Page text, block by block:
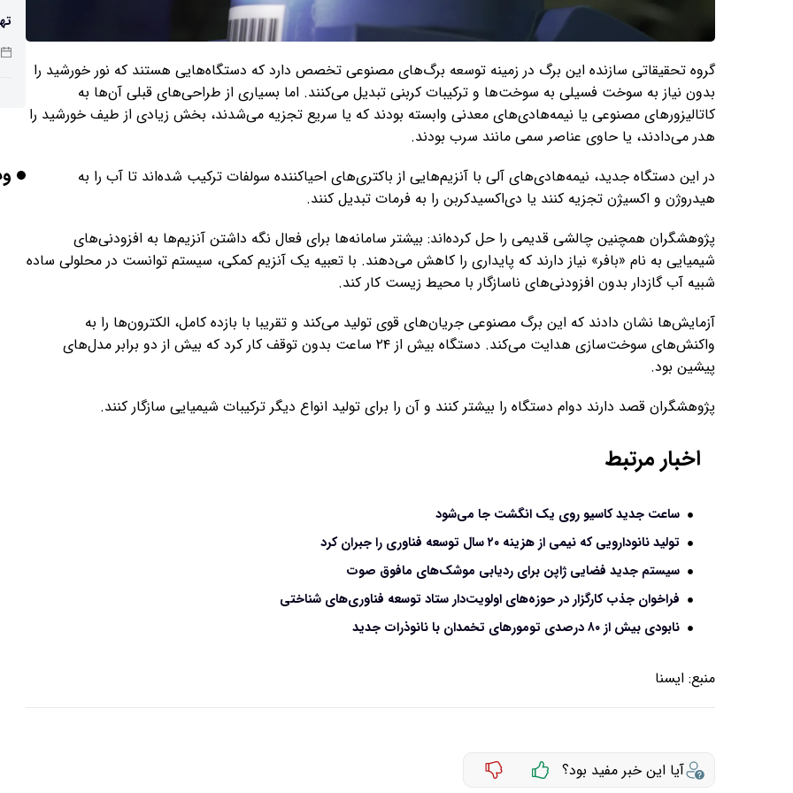
گروه تحقیقاتی سازنده این برگ در زمینه توسعه برگ‌های مصنوعی تخصص دارد که دستگاه‌هایی هستند که نور خورشید را
بدون نیاز به سوخت فسیلی به سوخت‌ها و ترکیبات کربنی تبدیل می‌کنند. اما بسیاری از طراحی‌های قبلی آن‌ها به
کاتالیزورهای مصنوعی یا نیمه‌هادی‌های معدنی وابسته بودند که یا سریع تجزیه می‌شدند، بخش زیادی از طیف خورشید را
هدر می‌دادند، یا حاوی عناصر سمی مانند سرب بودند.
در این دستگاه جدید، نیمه‌هادی‌های آلی با آنزیم‌هایی از باکتری‌های احیاکننده سولفات ترکیب شده‌اند تا آب را به
هیدروژن و اکسیژن تجزیه کنند یا دی‌اکسیدکربن را به فرمات تبدیل کنند.
پژوهشگران همچنین چالشی قدیمی را حل کرده‌اند: بیشتر سامانه‌ها برای فعال نگه داشتن آنزیم‌ها به افزودنی‌های
شیمیایی به نام «بافر» نیاز دارند که پایداری را کاهش می‌دهند. با تعبیه‌ یک آنزیم کمکی، سیستم توانست در محلولی ساده
شبیه آب گازدار بدون افزودنی‌های ناسازگار با محیط زیست کار کند.
آزمایش‌ها نشان دادند که این برگ مصنوعی جریان‌های قوی تولید می‌کند و تقریبا با بازده کامل، الکترون‌ها را به
واکنش‌های سوخت‌سازی هدایت می‌کند. دستگاه بیش از ۲۴ ساعت بدون توقف کار کرد که بیش از دو برابر مدل‌های
پیشین بود.
پژوهشگران قصد دارند دوام دستگاه را بیشتر کنند و آن را برای تولید انواع دیگر ترکیبات شیمیایی سازگار کنند.
اخبار مرتبط
ساعت جدید کاسیو روی یک انگشت جا می‌شود
تولید نانودارویی که نیمی از هزینه ۲۰ سال توسعه فناوری را جبران کرد
سیستم جدید فضایی ژاپن برای ردیابی موشک‌های مافوق صوت
فراخوان جذب کارگزار در حوزه‌های اولویت‌دار ستاد توسعه فناوری‌های شناختی
نابودی بیش از ۸۰ درصدی تومورهای تخمدان با نانوذرات جدید
منبع: ايسنا
آیا این خبر مفید بود؟